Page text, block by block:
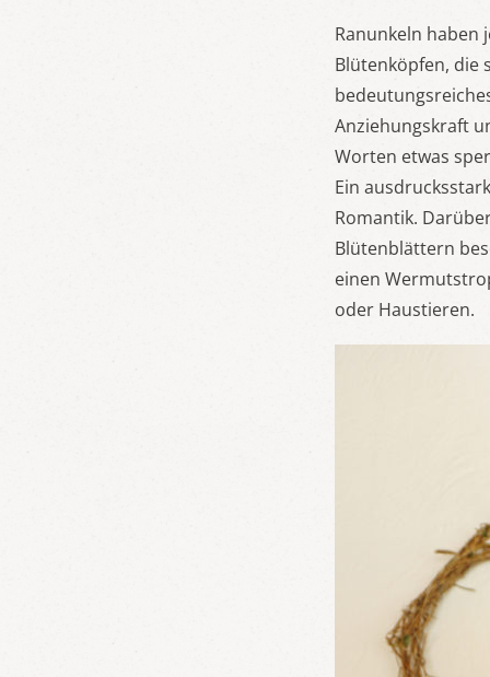
Ranunkeln haben
Blütenköpfen, die
Anziehungskraft
Worten etwas
Ein
Romantik.
Blütenblättern
einen
oder Haustieren.